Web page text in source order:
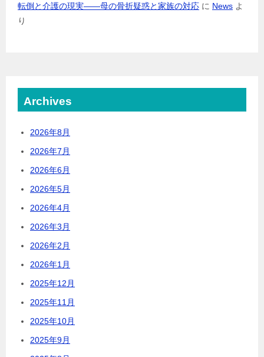
転倒と介護の現実――母の骨折疑惑と家族の対応 に News よ
り
Archives
2026年8月
2026年7月
2026年6月
2026年5月
2026年4月
2026年3月
2026年2月
2026年1月
2025年12月
2025年11月
2025年10月
2025年9月